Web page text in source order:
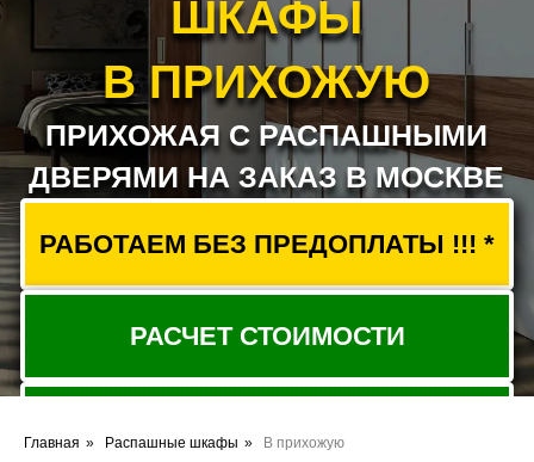
ДВЕРЯМИ НА ЗАКАЗ В МОСКВЕ
РАБОТАЕМ БЕЗ ПРЕДОПЛАТЫ !!! *
РАСЧЕТ СТОИМОСТИ
ВЫЗВАТЬ ЗАМЕРЩИКА
Главная » Распашные шкафы » В прихожую